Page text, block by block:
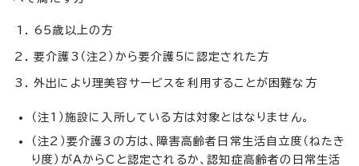
65歳以上の方
要介護3（注2）から要介護5に認定された方
外出により理美容サービスを利用することが困難な方
（注1）施設に入所している方は対象とはなりません。
（注2）要介護3の方は、障害高齢者日常生活自立度（ねたき
り度）がAからCと認定されるか、認知症高齢者の日常生活